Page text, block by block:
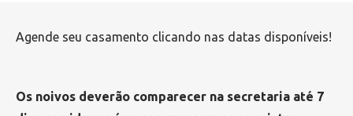
Agende seu casamento clicando nas datas disponíveis!
Os noivos deverão comparecer na secretaria até 7